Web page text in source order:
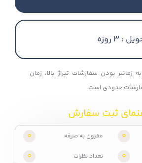
: 3 روزه
زمانبر بودن سفارشات تیراژ بالا، زمان
حدودی است.
ثبت سفارش
0 مقرون به صرفه 0
0 تعداد نظرات 0